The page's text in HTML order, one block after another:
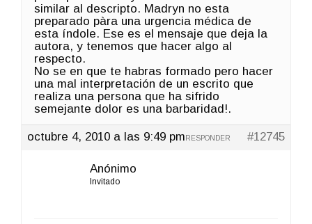
similar al descripto. Madryn no esta
preparado pàra una urgencia médica de
esta índole. Ese es el mensaje que deja la
autora, y tenemos que hacer algo al
respecto.
No se en que te habras formado pero hacer
una mal interpretación de un escrito que
realiza una persona que ha sifrido
semejante dolor es una barbaridad!.
octubre 4, 2010 a las 9:49 pm #12745
RESPONDER
Anónimo
Invitado